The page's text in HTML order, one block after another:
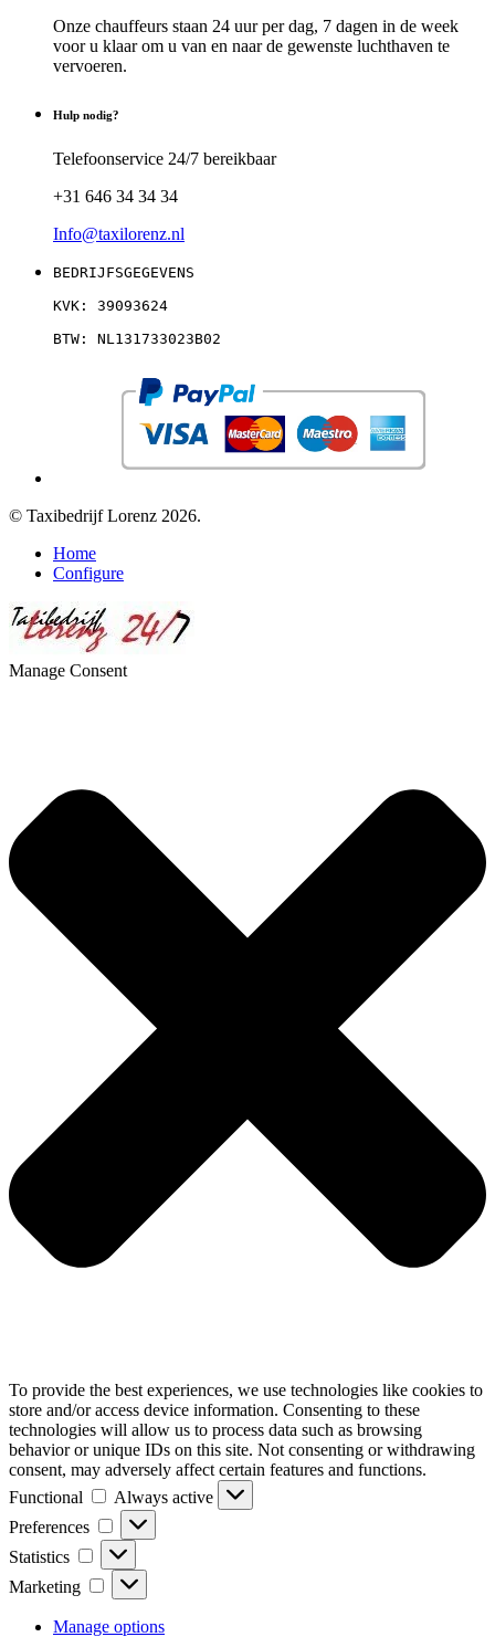
Onze chauffeurs staan 24 uur per dag, 7 dagen in de week
voor u klaar om u van en naar de gewenste luchthaven te
vervoeren.
Hulp nodig?
Telefoonservice 24/7 bereikbaar
+31 646 34 34 34
Info@taxilorenz.nl
BEDRIJFSGEGEVENS
KVK: 39093624
BTW: NL131733023B02
© Taxibedrijf Lorenz 2026.
Home
Configure
Manage Consent
To provide the best experiences, we use technologies like cookies to
store and/or access device information. Consenting to these
technologies will allow us to process data such as browsing
behavior or unique IDs on this site. Not consenting or withdrawing
consent, may adversely affect certain features and functions.
Functional
Functional
Always active
Preferences
Preferences
Statistics Statistics
Marketing Marketing
Manage options